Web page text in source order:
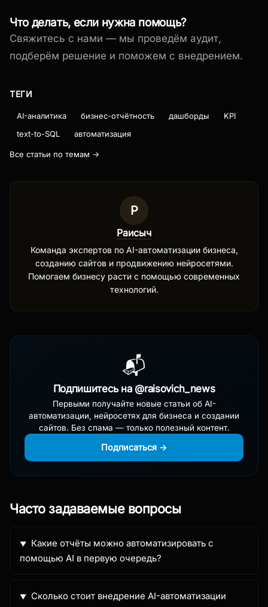
Что делать, если нужна помощь?
Свяжитесь с нами — мы проведём аудит,
подберём решение и поможем с внедрением.
ТЕГИ
AI-аналитика бизнес-отчётность дашборды
KPI
text-to-SQL
автоматизация
Все статьи по темам →
Р
Раисыч
Команда экспертов по AI-автоматизации бизнеса,
созданию сайтов и продвижению нейросетями.
Помогаем бизнесу расти с помощью современных
технологий.
📬
Подпишитесь на @raisovich_news
Первыми получайте новые статьи об AI-
автоматизации, нейросетях для бизнеса и создании
сайтов. Без спама — только полезный контент.
Подписаться →
Часто задаваемые вопросы
Какие отчёты можно автоматизировать с
помощью AI в первую очередь?
Сколько стоит внедрение AI-автоматизации